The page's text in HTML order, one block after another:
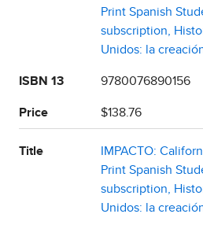
Print Spanish
subscription,
Unidos: la
ISBN 13 9780076890156
Price $138.76
Title
IMPACTO:
Print Spanish
subscription,
Unidos: la